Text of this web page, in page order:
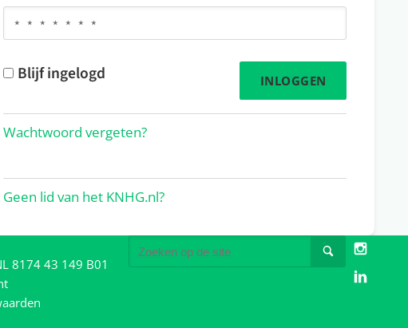
Blijf ingelogd
Wachtwoord vergeten?
Geen lid van het KNHG.nl?
8174 43 149 B01